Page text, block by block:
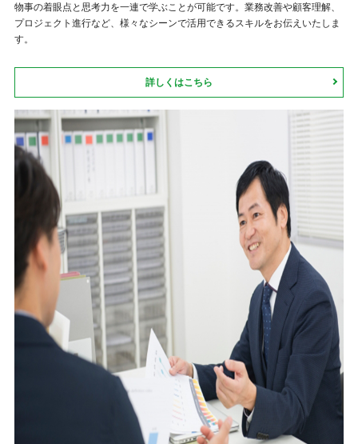
物事の着眼点と思考力を一連で学ぶことが可能です。業務改善や顧客理解、
プロジェクト進行など、様々なシーンで活用できるスキルをお伝えいたしま
す。
詳しくはこちら